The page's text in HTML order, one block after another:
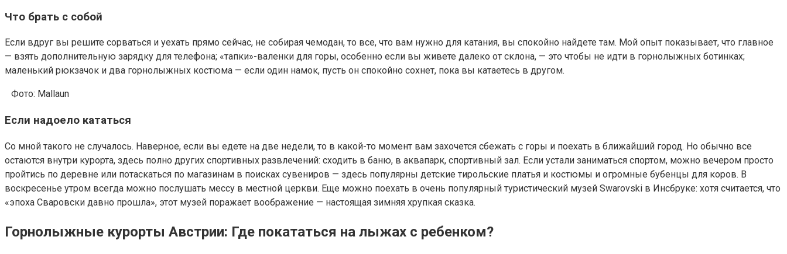
Что брать с собой
Если вдруг вы решите сорваться и уехать прямо сейчас, не собирая чемодан, то все, что вам нужно для катания, вы спокойно найдете там. Мой опыт показывает, что главное
— взять дополнительную зарядку для телефона; «тапки»-валенки для горы, особенно если вы живете далеко от склона, — это чтобы не идти в горнолыжных ботинках;
маленький рюкзачок и два горнолыжных костюма — если один намок, пусть он спокойно сохнет, пока вы катаетесь в другом.
Фото: Mallaun
Если надоело кататься
Со мной такого не случалось. Наверное, если вы едете на две недели, то в какой-то момент вам захочется сбежать с горы и поехать в ближайший город. Но обычно все
остаются внутри курорта, здесь полно других спортивных развлечений: сходить в баню, в аквапарк, спортивный зал. Если устали заниматься спортом, можно вечером просто
пройтись по деревне или потаскаться по магазинам в поисках сувениров — здесь популярны детские тирольские платья и костюмы и огромные бубенцы для коров. В
воскресенье утром всегда можно послушать мессу в местной церкви. Еще можно поехать в очень популярный туристический музей Swarovski в Инсбруке: хотя считается, что
«эпоха Сваровски давно прошла», этот музей поражает воображение — настоящая зимняя хрупкая сказка.
Горнолыжные курорты Австрии: Где покататься на лыжах с ребенком?